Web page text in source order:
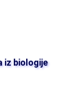
iz biologije